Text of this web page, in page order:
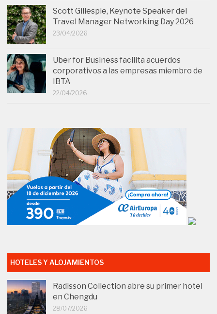
Scott Gillespie, Keynote Speaker del
Travel Manager Networking Day 2026
23/04/2026
Uber for Business facilita acuerdos
corporativos a las empresas miembro de
IBTA
22/04/2026
HOTELES Y ALOJAMIENTOS
Radisson Collection abre su primer hotel
en Chengdu
28/07/2026